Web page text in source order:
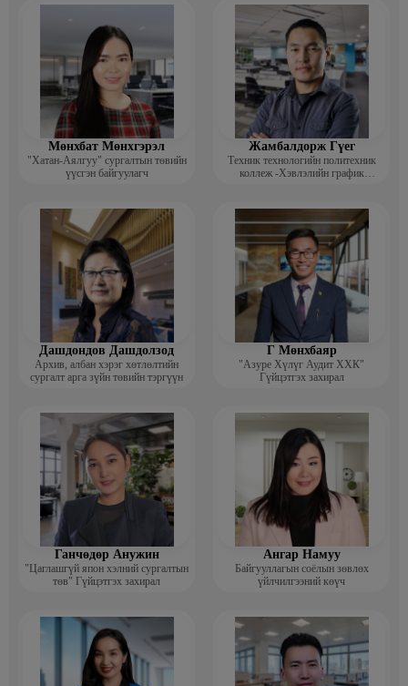
Мөнхбат Мөнхгэрэл
"Хатан-Аялгуу" сургалтын төвийн
үүсгэн байгуулагч
Жамбалдорж Гүег
Техник технологийн политехник
коллеж -Хэвлэлийн график
Дашдондов Дашдолзод
Архив, албан хэрэг хөтлөлтийн
сургалт арга зүйн төвийн тэргүүн
Г Мөнхбаяр
"Азуре Хүлүг Аудит ХХК"
Гүйцэтгэх захирал
Ганчөдөр Анужин
"Цаглашгүй япон хэлний сургалтын
төв" Гүйцэтгэх захирал
Ангар Намуу
Байгууллагын соёлын зөвлөх
үйлчилгээний көүч